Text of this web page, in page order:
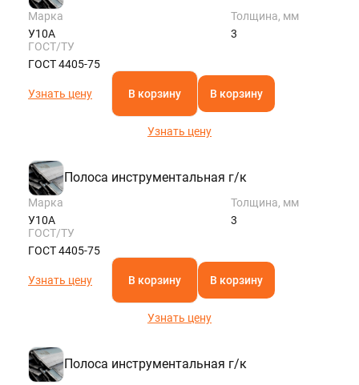
Марка
У10А
Толщина, мм
3
ГОСТ/ТУ
ГОСТ 4405-75
Узнать цену В корзину В корзину
Узнать цену
Полоса инструментальная г/к
Марка
У10А
Толщина, мм
3
ГОСТ/ТУ
ГОСТ 4405-75
Узнать цену В корзину В корзину
Узнать цену
Полоса инструментальная г/к